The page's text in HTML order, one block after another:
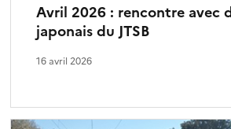
Avril 2026 : rencontre avec
japonais du JTSB
16 avril 2026